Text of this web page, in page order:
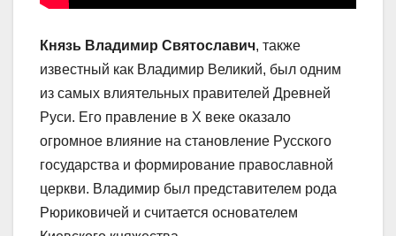
Князь Владимир Святославич, также
известный как Владимир Великий, был одним
из самых влиятельных правителей Древней
Руси. Его правление в X веке оказало
огромное влияние на становление Русского
государства и формирование православной
церкви. Владимир был представителем рода
Рюриковичей и считается основателем